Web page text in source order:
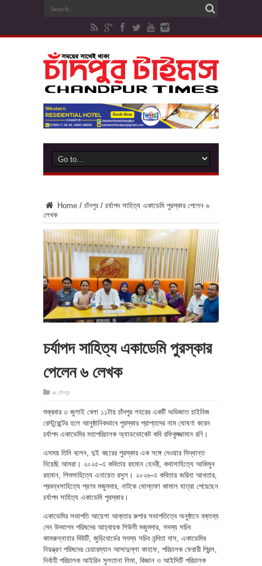
Home / চাঁদপুর / চর্যাপদ সাহিত্য একাডেমি পুরস্কার পেলেন ৬
লেখক
চর্যাপদ সাহিত্য একাডেমি পুরস্কার
পেলেন ৬ লেখক
in চাঁদপুর
শুক্রবার ৩ জুলাই বেলা ১১টায় চাঁদপুর শহরের একটি অভিজাত চাইনিজ
রেস্টুরেন্টের হলে আনুষ্ঠানিকভাবে পুরস্কার প্রাপ্তদের নাম ঘোষণা করেন
চর্যাপদ একাডেমির মহাপরিচালক অ্যাডভোকেট কবি রফিকুজ্জামান রণি।
এসময় তিনি বলেন, দুই বছরের পুরস্কার এক সঙ্গে দেওয়ার সিদ্ধান্ত
নিয়েছি আমরা। ২০২৫-এ কবিতায় রহমান হেনরী, কথাসাহিত্যে আকিমুন
রহমান, শিশুসাহিত্যে এনায়েত রসুল। ২০২৬-এ কবিতায় জরিনা আখতার,
প্রবন্ধসাহিত্যে প্রণব মজুমদার, নাটকে মোস্তফা কামাল যাত্রা পেয়েছেন
চর্যাপদ সাহিত্য একাডেমি পুরস্কার।
একাডেমির সভাপতি আয়েশা আক্তার রুপার সভাপতিত্বে অনুষ্ঠানে বক্তব্য
দেন উদযাপন পরিষদের আহ্বায়ক শিউলী মজুমদার, সদস্য সচিব
কামরুন্নাহার বিউটি, জুড়িবোর্ডের সদস্য সচিব নন্দিতা দাস, একাডেমির
নিয়ন্ত্রণ পরিষদের চেয়ারম্যান আসাদুল্লা কাহাফ, পরিচালক ফেরারী প্রিন্স,
নির্বাহী পরিচালক আইরিন সুলতানা লিমা, বিজ্ঞান ও আইসিটি পরিচালক